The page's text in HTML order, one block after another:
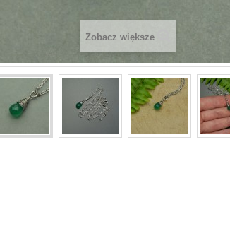
Zobacz większe